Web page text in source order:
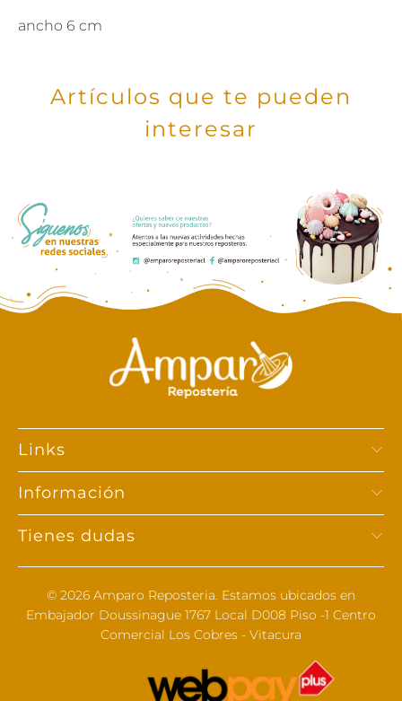
ancho 6 cm
Artículos que te pueden
interesar
Links
Información
Tienes dudas
© 2026 Amparo Reposteria. Estamos ubicados en
Embajador Doussinague 1767 Local D008 Piso -1 Centro
Comercial Los Cobres - Vitacura